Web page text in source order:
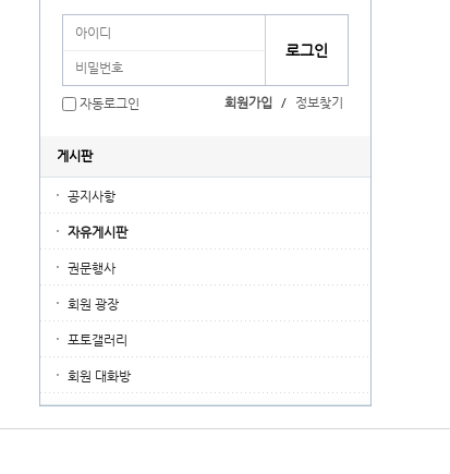
자동로그인 회원가입 / 정보찾기
게시판
공지사항
자유게시판
권문행사
회원 광장
포토갤러리
회원 대화방